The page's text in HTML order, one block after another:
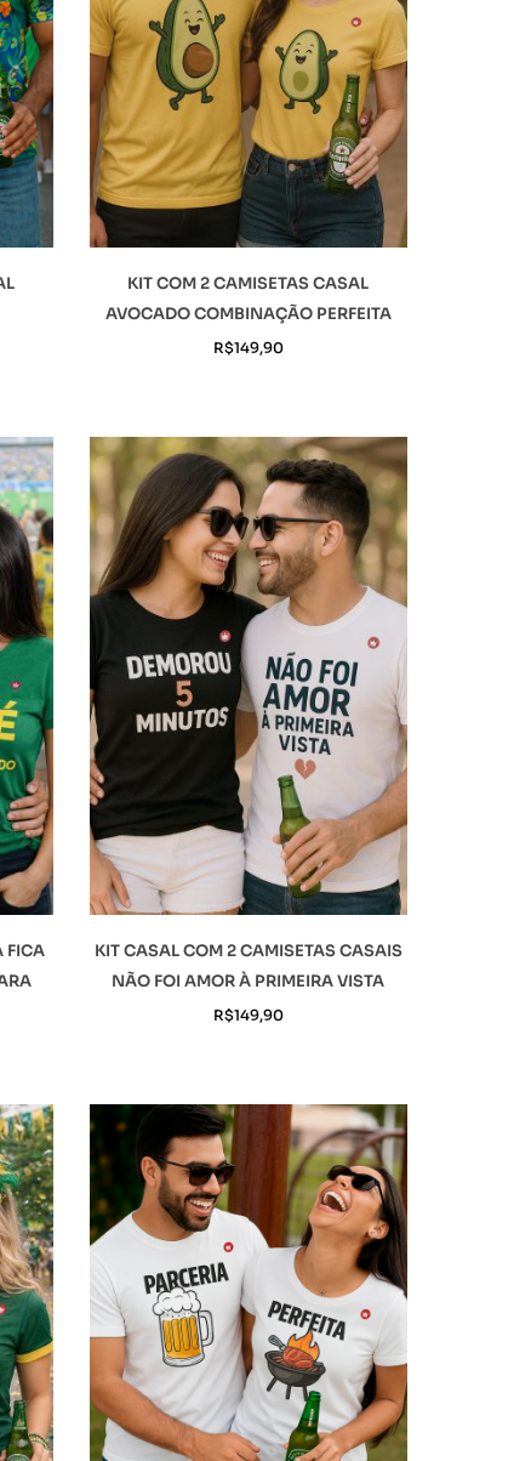
KIT COM 2 CAMISETAS CASAL
AVOCADO COMBINAÇÃO PERFEITA
R$149,90
FICA
KIT CASAL COM 2 CAMISETAS CASAIS
NÃO FOI AMOR À PRIMEIRA VISTA
R$149,90